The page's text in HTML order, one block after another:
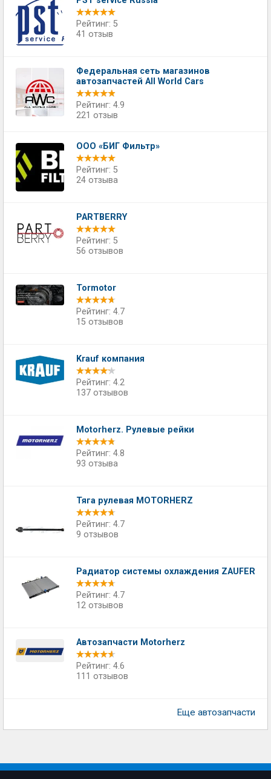
Рейтинг: 5
41 отзыв
Федеральная сеть магазинов
автозапчастей All World Cars
Рейтинг: 4.9
221 отзыв
ООО «БИГ Фильтр»
Рейтинг: 5
24 отзыва
PARTBERRY
Рейтинг: 5
56 отзывов
Tormotor
Рейтинг: 4.7
15 отзывов
Krauf компания
Рейтинг: 4.2
137 отзывов
Motorherz. Рулевые рейки
Рейтинг: 4.8
93 отзыва
Тяга рулевая MOTORHERZ
Рейтинг: 4.7
9 отзывов
Радиатор системы охлаждения ZAUFER
Рейтинг: 4.7
12 отзывов
Автозапчасти Motorherz
Рейтинг: 4.6
111 отзывов
Еще автозапчасти